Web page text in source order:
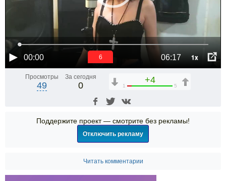
00:00 06:17 1x
6
Просмотры
49
За сегодня
0
+4
1 5
Поддержите проект — смотрите без рекламы!
Отключить рекламу
Читать комментарии